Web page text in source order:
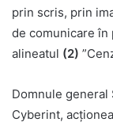
prin scris, prin
de comunicare în
alineatul (2)
Domnule general
Cyberint,